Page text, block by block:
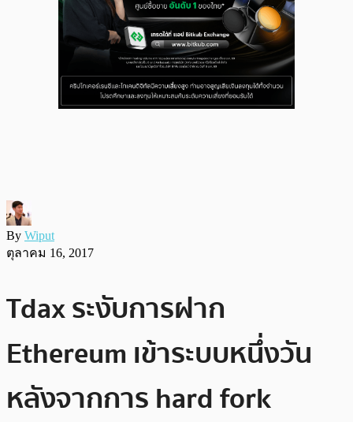
By Wiput
ตุลาคม 16, 2017
Tdax ระงับการฝาก
Ethereum เข้าระบบหนึ่งวัน
หลังจากการ hard fork